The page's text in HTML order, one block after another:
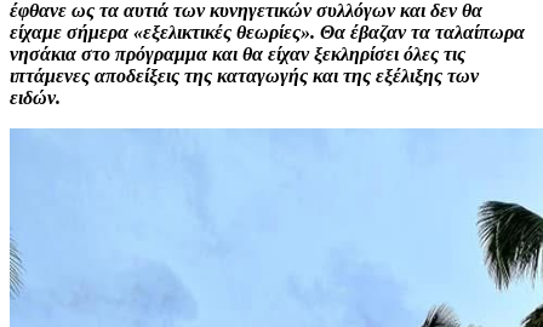
έφθανε ως τα αυτιά των κυνηγετικών συλλόγων και δεν θα
είχαμε σήμερα «εξελικτικές θεωρίες». Θα έβαζαν τα ταλαίπωρα
νησάκια στο πρόγραμμα και θα είχαν ξεκληρίσει όλες τις
ιπτάμενες αποδείξεις της καταγωγής και της εξέλιξης των
ειδών.